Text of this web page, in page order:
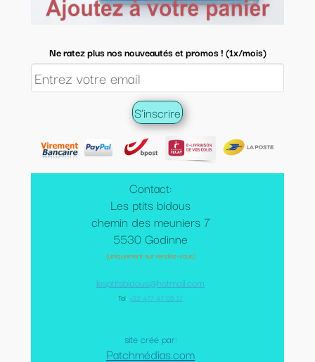
Contact:
Les ptits bidous
chemin des meuniers 7
5530 Godinne
(uniquement sur rendez-vous)
lesptitsbidous@hotmail.com
Tel: +32 477 47 05 17
site créé par:
Patchmédias.com
Ne ratez plus nos nouveautés et promos ! (1x/mois)